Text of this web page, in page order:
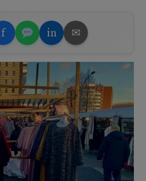
f in ✉